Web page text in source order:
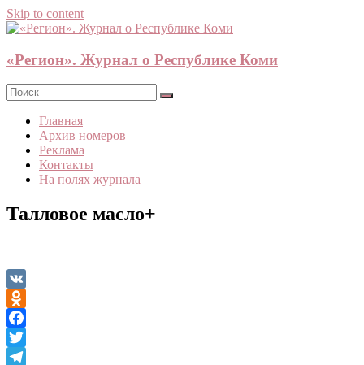
Skip to content
«Регион». Журнал о Республике Коми
Главная
Архив номеров
Реклама
Контакты
На полях журнала
Талловое масло+
VK
Odnoklassniki
Facebook
Twitter